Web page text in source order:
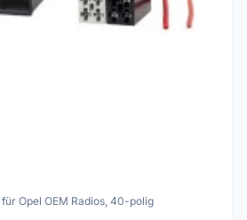
Opel OEM Radios, 40-polig